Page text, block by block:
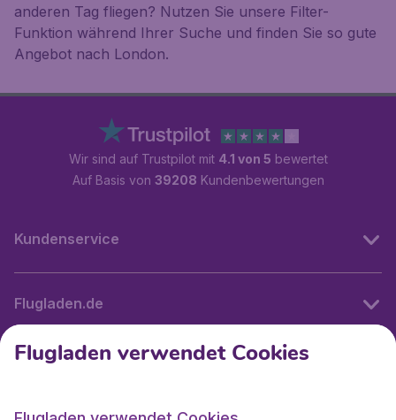
anderen Tag fliegen? Nutzen Sie unsere Filter-
Funktion während Ihrer Suche und finden Sie so gute
Angebot nach London.
Wir sind auf Trustpilot mit 4.1 von 5 bewertet
Auf Basis von 39208 Kundenbewertungen
Kundenservice
Flugladen.de
Internationale Webseiten
Flugladen verwendet Cookies